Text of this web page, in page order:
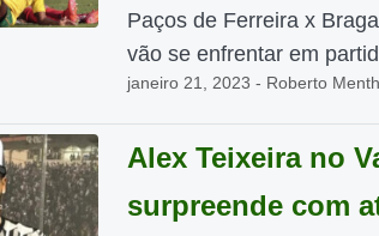
Paços de Ferreira x
vão se enfrentar em
janeiro 21, 2023 - Roberto
Alex Teixeira no
surpreende com